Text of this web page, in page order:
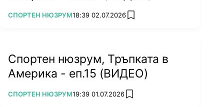
ПОВЕЧЕ ОТ
СПОРТЕН НЮЗРУМ18:39 02.07.2026 add favorites
Спортен нюзрум, Тръпката в
Америка - еп.15 (ВИДЕО)
ПОВЕЧЕ ОТ
СПОРТЕН НЮЗРУМ19:39 01.07.2026 add favorites